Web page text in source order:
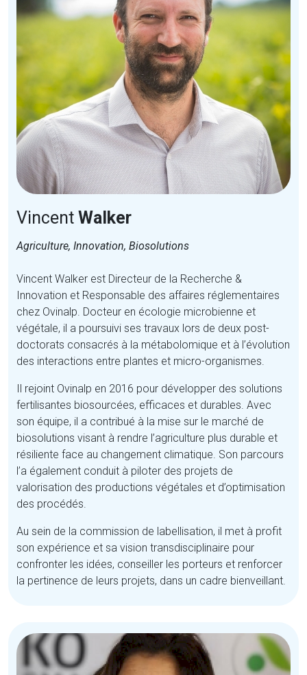
Vincent Walker
Agriculture, Innovation, Biosolutions​
Vincent Walker est Directeur de la Recherche &
Innovation et Responsable des affaires réglementaires
chez Ovinalp. Docteur en écologie microbienne et
végétale, il a poursuivi ses travaux lors de deux post-
doctorats consacrés à la métabolomique et à l’évolution
des interactions entre plantes et micro-organismes.
Il rejoint Ovinalp en 2016 pour développer des solutions
fertilisantes biosourcées, efficaces et durables. Avec
son équipe, il a contribué à la mise sur le marché de
biosolutions visant à rendre l’agriculture plus durable et
résiliente face au changement climatique. Son parcours
l’a également conduit à piloter des projets de
valorisation des productions végétales et d’optimisation
des procédés.
Au sein de la commission de labellisation, il met à profit
son expérience et sa vision transdisciplinaire pour
confronter les idées, conseiller les porteurs et renforcer
la pertinence de leurs projets, dans un cadre bienveillant.